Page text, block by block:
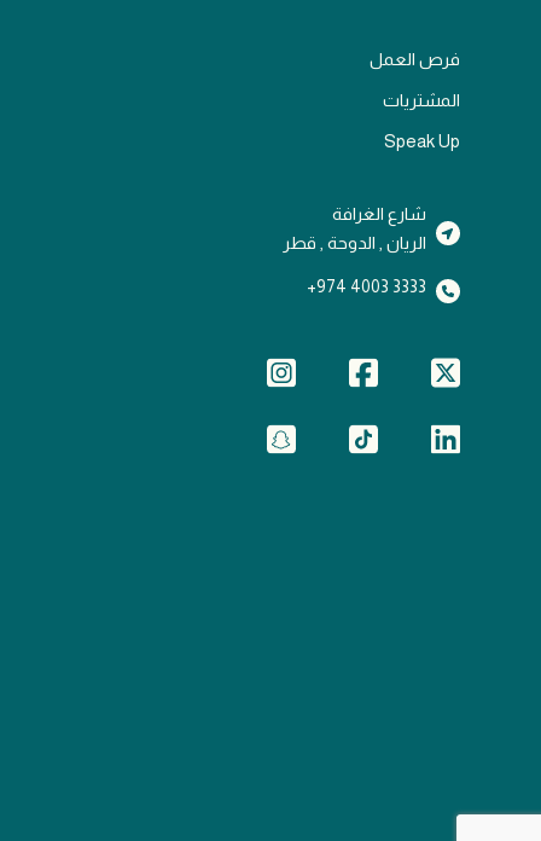
فرص العمل
المشتريات
Speak Up
شارع الغرافة
الريان , الدوحة , قطر
3333 4003 974+